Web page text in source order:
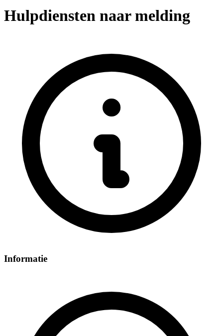
Hulpdiensten naar melding
Informatie